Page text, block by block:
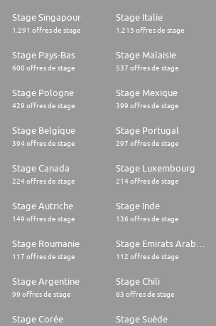
y argumentación.
Stage Singapour
1.291 offres de stage
Stage Italie
1.215 offres de stage
Stage Pays-Bas
600 offres de stage
Stage Malaisie
537 offres de stage
Stage Pologne
429 offres de stage
Stage Mexique
399 offres de stage
Stage Belgique
394 offres de stage
Stage Portugal
297 offres de stage
Stage Canada
224 offres de stage
Stage Luxembourg
214 offres de stage
Stage Autriche
149 offres de stage
Stage Inde
136 offres de stage
Stage Roumanie
117 offres de stage 112 offres de stage
Stage Argentine
99 offres de stage
Stage Chili
83 offres de stage
Stage Corée Stage Suède